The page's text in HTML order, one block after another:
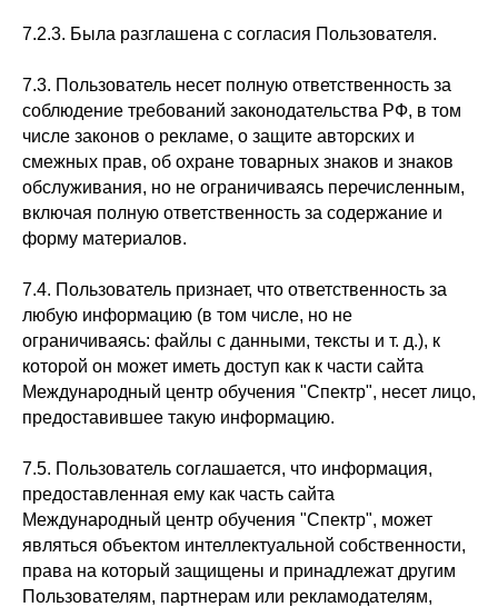
7.2.3. Была разглашена с согласия Пользователя.
7.3. Пользователь несет полную ответственность за
соблюдение требований законодательства РФ, в том
числе законов о рекламе, о защите авторских и
смежных прав, об охране товарных знаков и знаков
обслуживания, но не ограничиваясь перечисленным,
включая полную ответственность за содержание и
форму материалов.
7.4. Пользователь признает, что ответственность за
любую информацию (в том числе, но не
ограничиваясь: файлы с данными, тексты и т. д.), к
которой он может иметь доступ как к части сайта
Международный центр обучения "Спектр", несет лицо,
предоставившее такую информацию.
7.5. Пользователь соглашается, что информация,
предоставленная ему как часть сайта
Международный центр обучения "Спектр", может
являться объектом интеллектуальной собственности,
права на который защищены и принадлежат другим
Пользователям, партнерам или рекламодателям,